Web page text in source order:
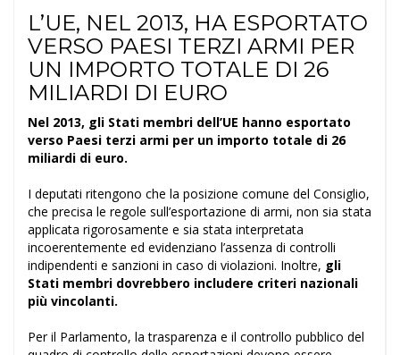
L’UE, NEL 2013, HA ESPORTATO
VERSO PAESI TERZI ARMI PER
UN IMPORTO TOTALE DI 26
MILIARDI DI EURO
Nel 2013, gli Stati membri dell’UE hanno esportato
verso Paesi terzi armi per un importo totale di 26
miliardi di euro.
I deputati ritengono che la posizione comune del Consiglio,
che precisa le regole sull’esportazione di armi, non sia stata
applicata rigorosamente e sia stata interpretata
incoerentemente ed evidenziano l’assenza di controlli
indipendenti e sanzioni in caso di violazioni. Inoltre, gli
Stati membri dovrebbero includere criteri nazionali
più vincolanti.
Per il Parlamento, la trasparenza e il controllo pubblico del